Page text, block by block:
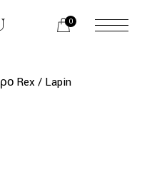
0
menu
Rex / Lapin